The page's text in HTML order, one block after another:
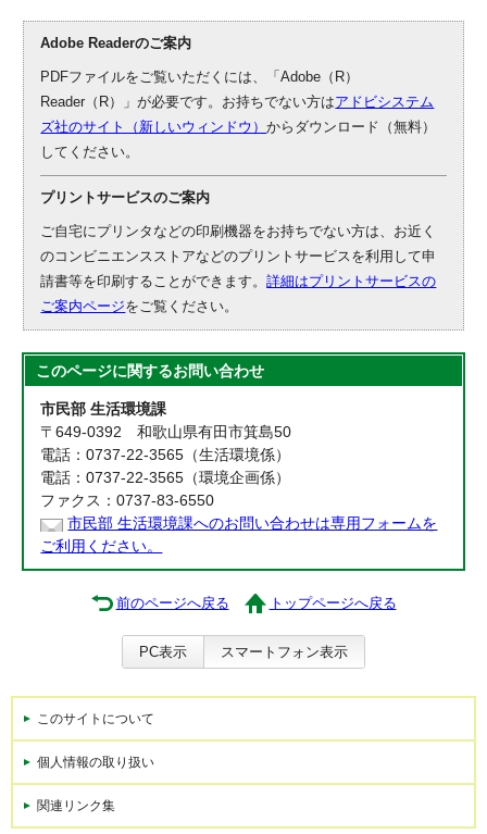
Adobe Readerのご案内
PDFファイルをご覧いただくには、「Adobe（R）
Reader（R）」が必要です。お持ちでない方はアドビシステム
ズ社のサイト（新しいウィンドウ）からダウンロード（無料）
してください。
プリントサービスのご案内
ご自宅にプリンタなどの印刷機器をお持ちでない方は、お近く
のコンビニエンスストアなどのプリントサービスを利用して申
請書等を印刷することができます。詳細はプリントサービスの
ご案内ページをご覧ください。
このページに関するお問い合わせ
市民部 生活環境課
〒649-0392 和歌山県有田市箕島50
電話：0737-22-3565（生活環境係）
電話：0737-22-3565（環境企画係）
ファクス：0737-83-6550
市民部 生活環境課へのお問い合わせは専用フォームを
ご利用ください。
前のページへ戻る トップページへ戻る
PC表示 スマートフォン表示
このサイトについて
個人情報の取り扱い
関連リンク集